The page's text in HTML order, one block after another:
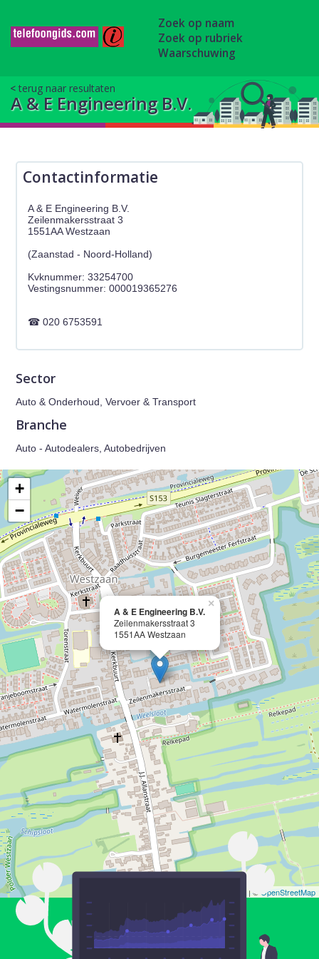
Zoek op naam
Zoek op rubriek
Waarschuwing
terug naar resultaten
A & E Engineering B.V.
Contactinformatie
A & E Engineering B.V.
Zeilenmakersstraat 3
1551AA Westzaan
(Zaanstad - Noord-Holland)
Kvknummer: 33254700
020 6753591
Sector
Auto & Onderhoud, Vervoer & Transport
Branche
Auto - Autodealers, Autobedrijven
A & E Engineering B.V.
Zeilenmakersstraat 3
1551AA Westzaan
×
+
−
| © OpenStreetMap